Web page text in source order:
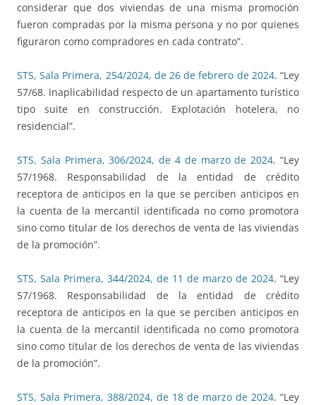
considerar que dos viviendas de una misma promoción
fueron compradas por la misma persona y no por quienes
figuraron como compradores en cada contrato”.
STS, Sala Primera, 254/2024, de 26 de febrero de 2024. “Ley
57/68. Inaplicabilidad respecto de un apartamento turístico
tipo suite en construcción. Explotación hotelera, no
residencial”.
STS, Sala Primera, 306/2024, de 4 de marzo de 2024. “Ley
57/1968. Responsabilidad de la entidad de crédito
receptora de anticipos en la que se perciben anticipos en
la cuenta de la mercantil identificada no como promotora
sino como titular de los derechos de venta de las viviendas
de la promoción”.
STS, Sala Primera, 344/2024, de 11 de marzo de 2024. “Ley
57/1968. Responsabilidad de la entidad de crédito
receptora de anticipos en la que se perciben anticipos en
la cuenta de la mercantil identificada no como promotora
sino como titular de los derechos de venta de las viviendas
de la promoción”.
STS, Sala Primera, 388/2024, de 18 de marzo de 2024. “Ley